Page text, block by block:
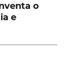
o
e